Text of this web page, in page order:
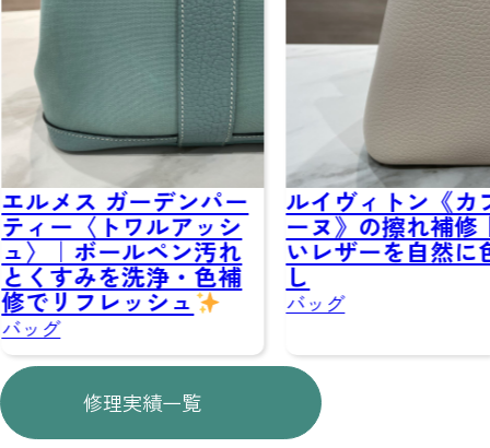
ス ガーデンパー
〈トワルアッシ
ボールペン汚れ
みを洗浄・色補
フレッシュ
ルイヴィトン《カプシ
ーヌ》の擦れ補修｜淡
いレザーを自然に色直
し
バッグ
修理実績一覧